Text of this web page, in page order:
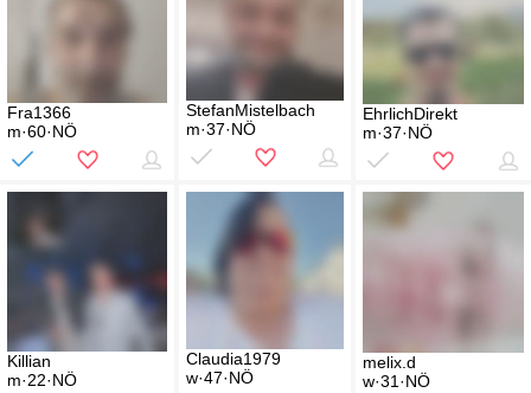
Fra1366
m·60·NÖ
StefanMistelbach
m·37·NÖ
EhrlichDirekt
m·37·NÖ
Killian
m·22·NÖ
Claudia1979
w·47·NÖ
melix.d
w·31·NÖ